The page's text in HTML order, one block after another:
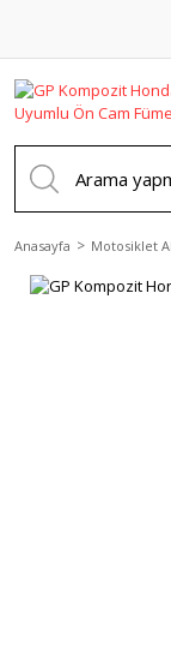
Anasayfa Motosiklet